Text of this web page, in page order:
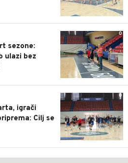
0
sezone:
ulazi bez
0
igrači
Cilj se